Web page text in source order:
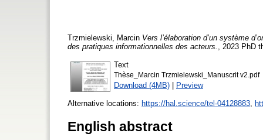
Trzmielewski, Marcin Vers l’élaboration d’un système
des pratiques informationnelles des acteurs.
, 2023 PhD
Text
Thèse_Marcin Trzmielewski_Manuscrit v2.pdf
Download (4MB) | Preview
Alternative locations: https://hal.science/tel-04128883
English abstract